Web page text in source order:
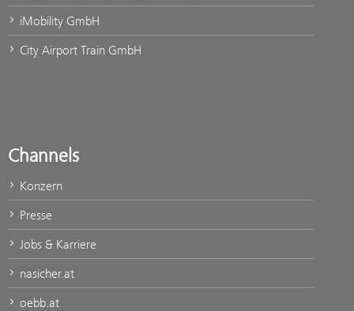
iMobility GmbH
City Airport Train GmbH
Channels
Konzern
Presse
Jobs & Karriere
nasicher.at
oebb.at